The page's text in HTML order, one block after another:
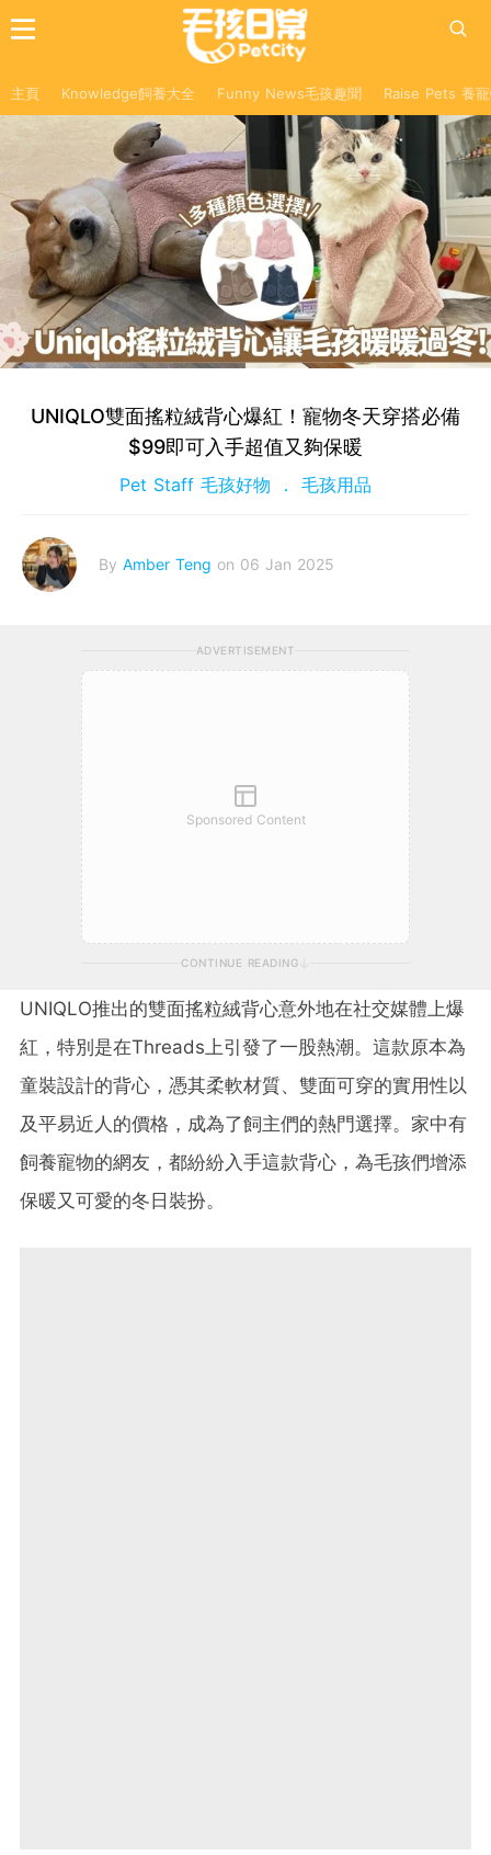
主頁 Knowledge飼養大全 Funny News毛孩趣聞 Raise Pets 養
UNIQLO雙面搖粒絨背心爆紅！寵物冬天穿搭必備
$99即可入手超值又夠保暖
Pet Staff 毛孩好物 毛孩用品
By Amber Teng on 06 Jan 2025
ADVERTISEMENT
Sponsored Content
CONTINUE READING
UNIQLO推出的雙面搖粒絨背心意外地在社交媒體上爆
紅，特別是在Threads上引發了一股熱潮。這款原本為
童裝設計的背心，憑其柔軟材質、雙面可穿的實用性以
及平易近人的價格，成為了飼主們的熱門選擇。家中有
飼養寵物的網友，都紛紛入手這款背心，為毛孩們增添
保暖又可愛的冬日裝扮。